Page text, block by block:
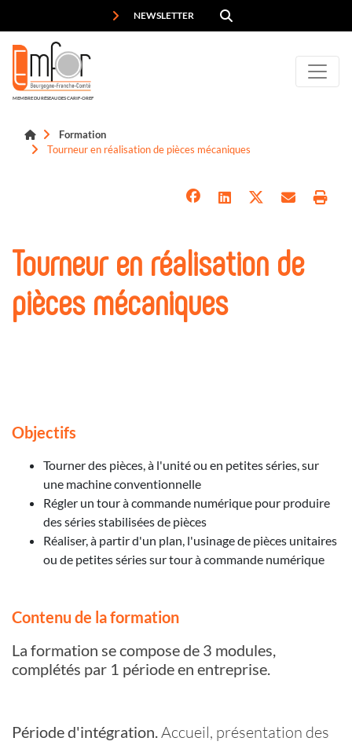
NEWSLETTER
MEMBRE DU RÉSEAU DES CARIF-OREF
Formation
Tourneur en réalisation de pièces mécaniques
Tourneur en réalisation de
pièces mécaniques
Objectifs
Tourner des pièces, à l'unité ou en petites séries, sur
une machine conventionnelle
Régler un tour à commande numérique pour produire
des séries stabilisées de pièces
Réaliser, à partir d'un plan, l'usinage de pièces unitaires
ou de petites séries sur tour à commande numérique
Contenu de la formation
La formation se compose de 3 modules,
complétés par 1 période en entreprise.
Période d'intégration.Accueil, présentation des
Panneau de gestion des cookies